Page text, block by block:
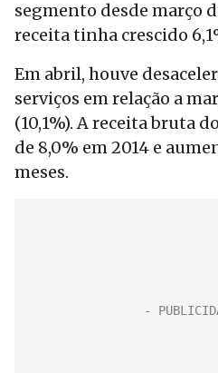
segmento desde março
receita tinha crescido
Em abril, houve
serviços em relação a
(10,1%). A receita bruta
de 8,0% em 2014 e
meses.